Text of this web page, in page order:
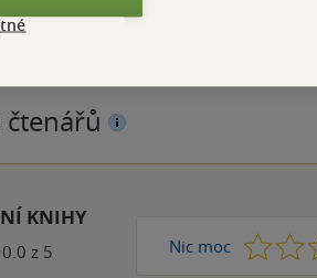
čtenářů
KNIHY
z 5 Nic moc 1 2 3 4